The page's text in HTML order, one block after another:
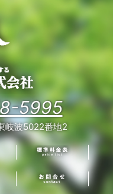
5995
波5022番地2